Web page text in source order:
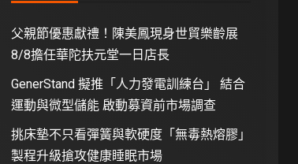
父親節優惠獻禮！陳美鳳現身世貿樂齡展
8/8擔任華陀扶元堂一日店長
GenerStand 擬推「人力發電訓練台」 結合
運動與微型儲能 啟動募資前市場調查
挑床墊不只看彈簧與軟硬度「無毒熱熔膠」
製程升級搶攻健康睡眠市場